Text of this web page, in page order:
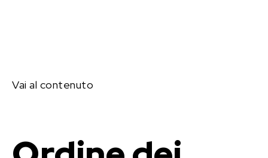
Vai al contenuto